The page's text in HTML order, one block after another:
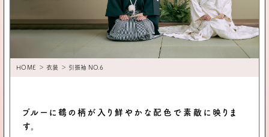
HOME ＞ 衣装 ＞ 引振袖 NO.6
ブルーに鶴の柄が入り鮮やかな配色で素敵に映りま
す。